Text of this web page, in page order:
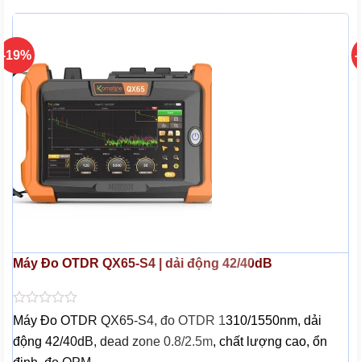
-19%
Máy Đo OTDR QX65-S4 | dải động 42/40dB
Được
xếp
hạng
0
Máy Đo OTDR QX65-S4, đo OTDR 1310/1550nm, dải
động 42/40dB, dead zone 0.8/2.5m, chất lượng cao, ổn